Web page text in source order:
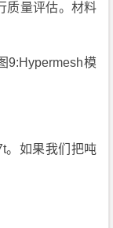
质量评估。材料
9:Hypermesh模
。如果我们把吨